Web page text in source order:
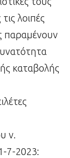
λοιπές
παραμένουν
καταβολής
ν.
7-2023: